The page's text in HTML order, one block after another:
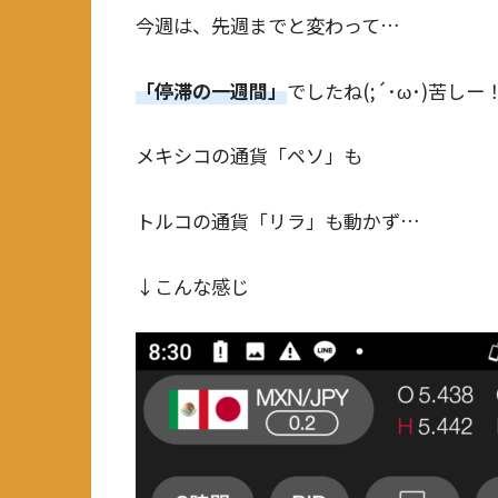
今週は、先週までと変わって…
「停滞の一週間」でしたね(;´･ω･)苦しー
メキシコの通貨「ペソ」も
トルコの通貨「リラ」も動かず…
↓こんな感じ